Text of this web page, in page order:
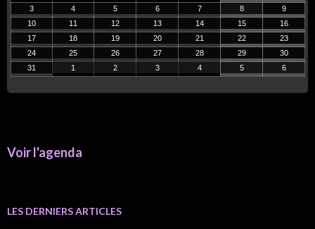
3
4 5 6 7 8
9
10
11 12 13 14 15
16
17
18 19 20 21 22
23
24
25 26 27 28 29
30
31
1 2 3 4 5 6
Voir l'agenda
LES DERNIERS ARTICLES